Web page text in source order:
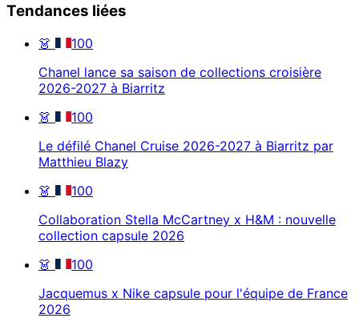
Tendances liées
👗
100
Chanel lance sa saison de collections croisière
2026-2027 à Biarritz
👗
100
Le défilé Chanel Cruise 2026-2027 à Biarritz par
Matthieu Blazy
👗
100
Collaboration Stella McCartney x H&M : nouvelle
collection capsule 2026
👗
100
Jacquemus x Nike capsule pour l'équipe de France
2026